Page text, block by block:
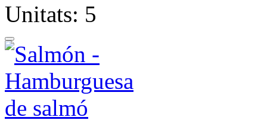
Unitats: 5